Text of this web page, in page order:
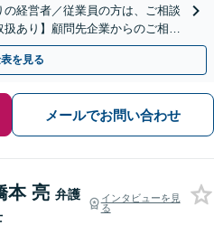
の経営者／従業員の方は、ご相談
あり】顧問先企業からのご相談
を見る
メールでお問い合わせ
本 亮 弁護
インタビューを見
る